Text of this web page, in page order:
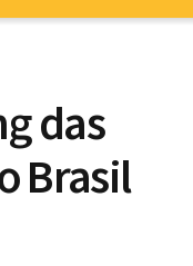
das
Brasil